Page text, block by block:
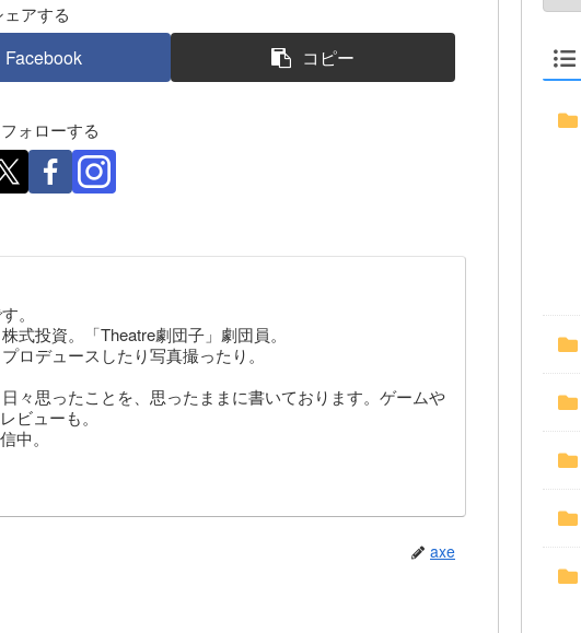
アする
Facebook コピー
ォローする
。
式投資。「Theatre劇団子」劇団員。
ロデュースしたり写真撮ったり。
々思ったことを、思ったままに書いております。ゲームや
ビューも。
中。
axe